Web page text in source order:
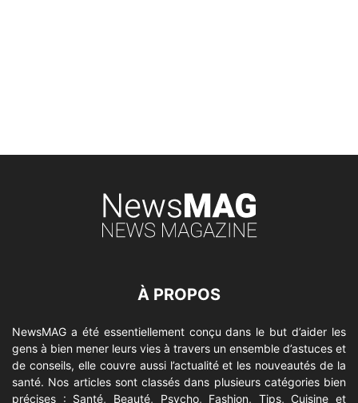
À PROPOS
NewsMAG a été essentiellement conçu dans le but d’aider les
gens à bien mener leurs vies à travers un ensemble d’astuces et
de conseils, elle couvre aussi l’actualité et les nouveautés de la
santé. Nos articles sont classés dans plusieurs catégories bien
précises : Santé, Beauté, Psycho, Fashion, Tips, Cuisine et